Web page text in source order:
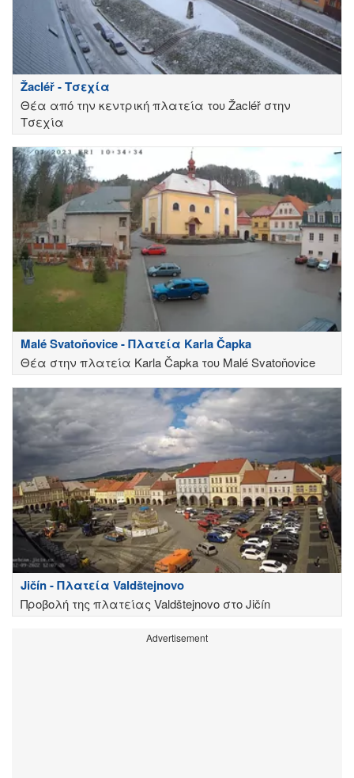
Žacléř - Τσεχία
Θέα από την κεντρική πλατεία του Žacléř στην
Τσεχία
Malé Svatoňovice - Πλατεία Karla Čapka
Θέα στην πλατεία Karla Čapka του Malé Svatoňovice
Jičín - Πλατεία Valdštejnovo
Προβολή της πλατείας Valdštejnovo στο Jičín
Advertisement